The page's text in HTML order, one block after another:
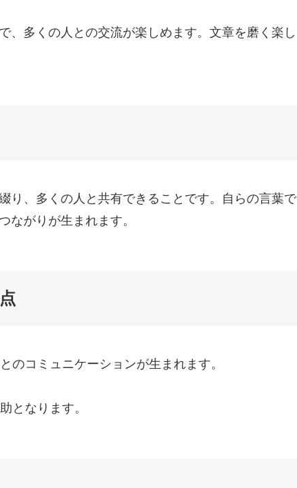
、多くの人との交流が楽しめます。文章を磨く楽し
り、多くの人と共有できることです。自らの言葉で
ながりが生まれます。
のコミュニケーションが生まれます。
となります。